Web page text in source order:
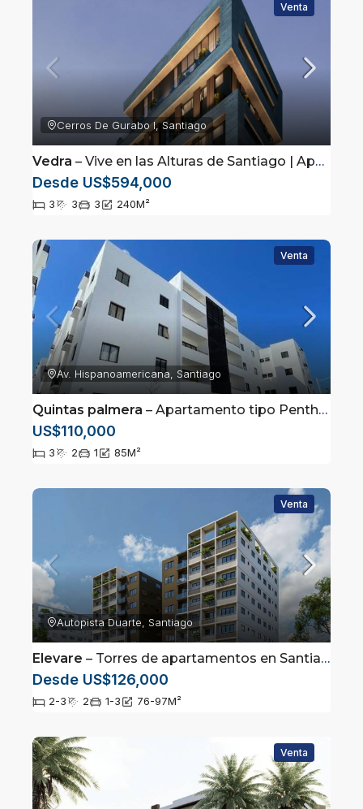
Venta
Cerros De Gurabo I, Santiago
Vedra – Vive en las Alturas de Santiago | Apartamentos de Lujo desde 136 m²
Desde US$594,000
3 3 3 240M²
Venta
Av. Hispanoamericana, Santiago
Quintas palmera – Apartamento tipo Penthouse con terraza privada en Avenida Hispanoamericana, Santiago de los Caballeros
US$110,000
3 2 1 85M²
Venta
Autopista Duarte, Santiago
Elevare – Torres de apartamentos en Santiago
Desde US$126,000
2-3 2 1-3 76-97M²
Venta